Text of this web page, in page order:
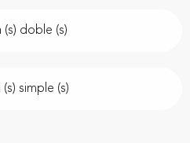
(s) doble (s)
(s) simple (s)